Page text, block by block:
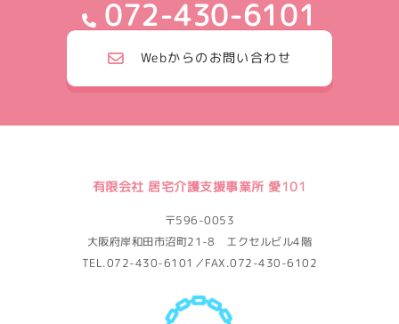
072-430-6101
Webからのお問い合わせ
有限会社 居宅介護支援事業所 愛101
〒596-0053
大阪府岸和田市沼町21-8 エクセルビル4階
TEL.072-430-6101／FAX.072-430-6102